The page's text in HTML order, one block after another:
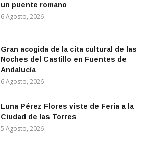
un puente romano
6 Agosto, 2026
Gran acogida de la cita cultural de las
Noches del Castillo en Fuentes de
Andalucía
6 Agosto, 2026
Luna Pérez Flores viste de Feria a la
Ciudad de las Torres
5 Agosto, 2026